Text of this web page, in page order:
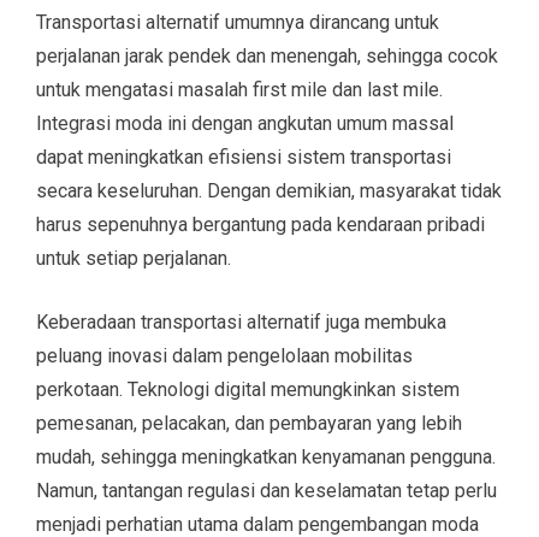
Transportasi alternatif umumnya dirancang untuk
perjalanan jarak pendek dan menengah, sehingga cocok
untuk mengatasi masalah first mile dan last mile.
Integrasi moda ini dengan angkutan umum massal
dapat meningkatkan efisiensi sistem transportasi
secara keseluruhan. Dengan demikian, masyarakat tidak
harus sepenuhnya bergantung pada kendaraan pribadi
untuk setiap perjalanan.
Keberadaan transportasi alternatif juga membuka
peluang inovasi dalam pengelolaan mobilitas
perkotaan. Teknologi digital memungkinkan sistem
pemesanan, pelacakan, dan pembayaran yang lebih
mudah, sehingga meningkatkan kenyamanan pengguna.
Namun, tantangan regulasi dan keselamatan tetap perlu
menjadi perhatian utama dalam pengembangan moda